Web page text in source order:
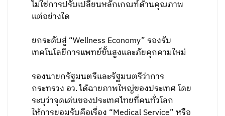
ไม่ใช่การปรับเปลี่ยนหลักเกณฑ์ด้านคุณภาพ
แต่อย่างใด
ยกระดับสู่ “Wellness Economy” รองรับ
เทคโนโลยีการแพทย์ขั้นสูงและภัยคุกคามใหม่
รองนายกรัฐมนตรีและรัฐมนตรีว่าการ
กระทรวง อว. ได้ฉายภาพใหญ่ของประเทศ โดย
ระบุว่าจุดเด่นของประเทศไทยที่คนทั่วโลก
ให้การยอมรับคือเรื่อง “Medical Service” หรือ